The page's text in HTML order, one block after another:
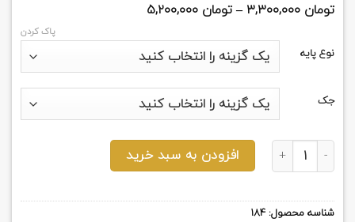
تومان –تومان
نوع پایه
جک
پاک کردن
صندلی آرایشگاهی صنعت نواز مدل 5076 عدد
افزودن به سبد خرید
شناسه محصول:184